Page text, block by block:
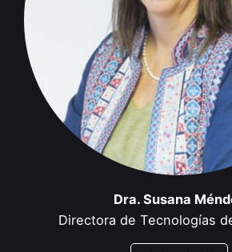
Dra. Susana
Directora de Tecnologías